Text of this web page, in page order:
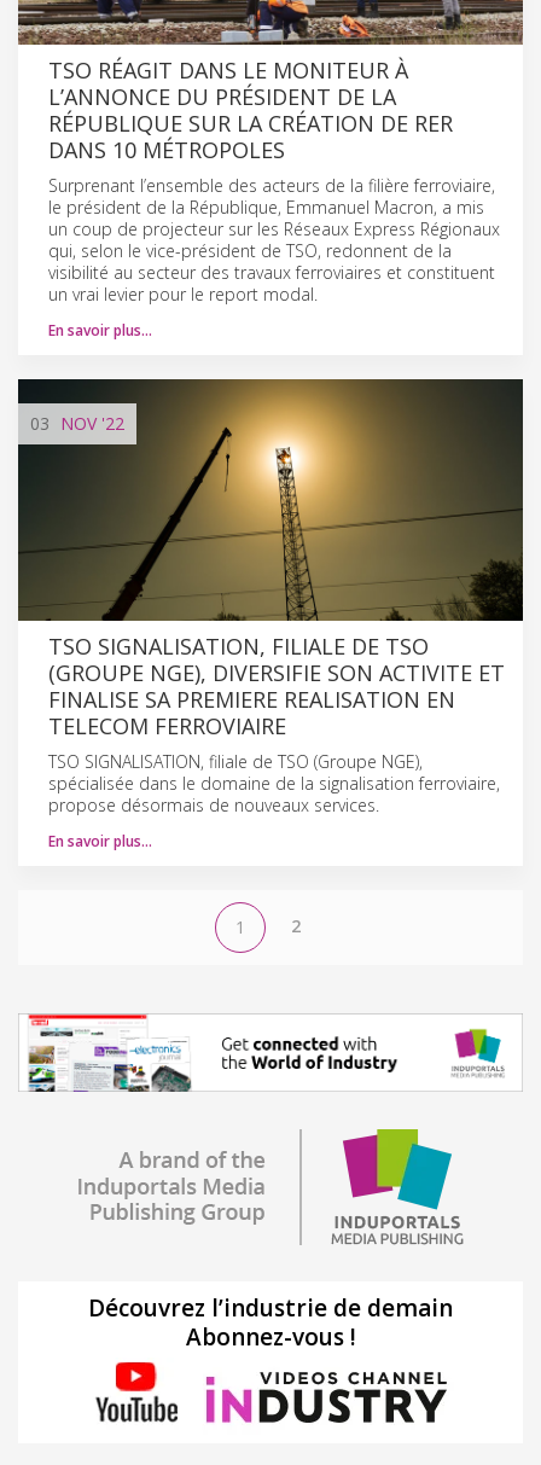
TSO RÉAGIT DANS LE MONITEUR À
L’ANNONCE DU PRÉSIDENT DE LA
RÉPUBLIQUE SUR LA CRÉATION DE RER
DANS 10 MÉTROPOLES
Surprenant l’ensemble des acteurs de la filière ferroviaire,
le président de la République, Emmanuel Macron, a mis
un coup de projecteur sur les Réseaux Express Régionaux
qui, selon le vice-président de TSO, redonnent de la
visibilité au secteur des travaux ferroviaires et constituent
un vrai levier pour le report modal.
En savoir plus…
03 NOV'22
TSO SIGNALISATION, FILIALE DE TSO
(GROUPE NGE), DIVERSIFIE SON ACTIVITE ET
FINALISE SA PREMIERE REALISATION EN
TELECOM FERROVIAIRE
TSO SIGNALISATION, filiale de TSO (Groupe NGE),
spécialisée dans le domaine de la signalisation ferroviaire,
propose désormais de nouveaux services.
En savoir plus…
1 2
Découvrez l’industrie de demain
Abonnez-vous !